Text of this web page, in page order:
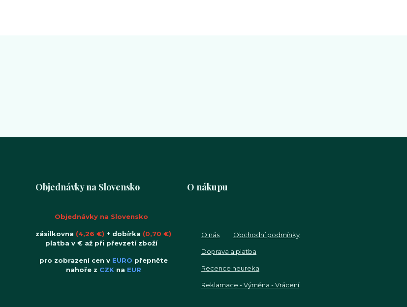
Objednávky na Slovensko
Objednávky na Slovensko
zásilkovna (4,26 €) + dobírka (0,70 €)
platba v € až při převzetí zboží
pro zobrazení cen v EURO přepněte
nahoře z CZKna EUR
O nákupu
O nás Obchodní podmínky
Doprava a platba
Recence heureka
Reklamace - Výměna - Vrácení